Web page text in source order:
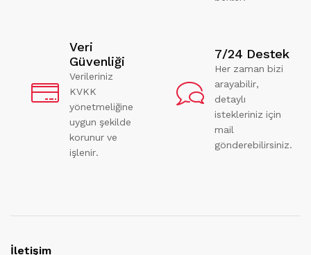
Veri
Güvenliği
Verileriniz
KVKK
yönetmeliğine
uygun şekilde
korunur ve
işlenir.
7/24 Destek
Her zaman bizi
arayabilir,
detaylı
istekleriniz için
mail
gönderebilirsiniz.
İletişim